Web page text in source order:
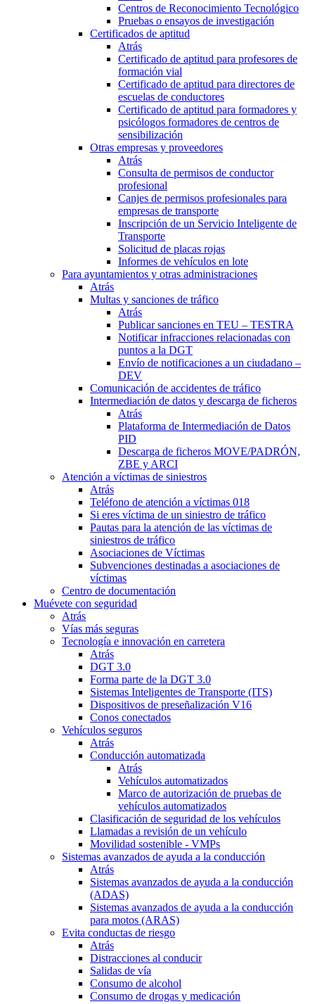
Centros de Reconocimiento Tecnológico
Pruebas o ensayos de investigación
Certificados de aptitud
Atrás
Certificado de aptitud para profesores de
formación vial
Certificado de aptitud para directores de
escuelas de conductores
Certificado de aptitud para formadores y
psicólogos formadores de centros de
sensibilización
Otras empresas y proveedores
Atrás
Consulta de permisos de conductor
profesional
Canjes de permisos profesionales para
empresas de transporte
Inscripción de un Servicio Inteligente de
Transporte
Solicitud de placas rojas
Informes de vehículos en lote
Para ayuntamientos y otras administraciones
Atrás
Multas y sanciones de tráfico
Atrás
Publicar sanciones en TEU – TESTRA
Notificar infracciones relacionadas con
puntos a la DGT
Envío de notificaciones a un ciudadano –
DEV
Comunicación de accidentes de tráfico
Intermediación de datos y descarga de ficheros
Atrás
Plataforma de Intermediación de Datos
PID
Descarga de ficheros MOVE/PADRÓN,
ZBE y ARCI
Atención a víctimas de siniestros
Atrás
Teléfono de atención a víctimas 018
Si eres víctima de un siniestro de tráfico
Pautas para la atención de las víctimas de
siniestros de tráfico
Asociaciones de Víctimas
Subvenciones destinadas a asociaciones de
víctimas
Centro de documentación
Muévete con seguridad
Atrás
Vías más seguras
Tecnología e innovación en carretera
Atrás
DGT 3.0
Forma parte de la DGT 3.0
Sistemas Inteligentes de Transporte (ITS)
Dispositivos de preseñalización V16
Conos conectados
Vehículos seguros
Atrás
Conducción automatizada
Atrás
Vehículos automatizados
Marco de autorización de pruebas de
vehículos automatizados
Clasificación de seguridad de los vehículos
Llamadas a revisión de un vehículo
Movilidad sostenible - VMPs
Sistemas avanzados de ayuda a la conducción
Atrás
Sistemas avanzados de ayuda a la conducción
(ADAS)
Sistemas avanzados de ayuda a la conducción
para motos (ARAS)
Evita conductas de riesgo
Atrás
Distracciones al conducir
Salidas de vía
Consumo de alcohol
Consumo de drogas y medicación